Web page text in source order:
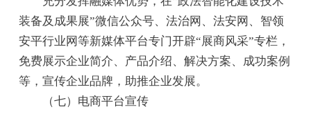
装备及成果展”微信公众号、法治网、法安网、智领
安平行业网等新媒体平台专门开辟“展商风采”专栏，
免费展示企业简介、产品介绍、解决方案、成功案例
等，宣传企业品牌，助推企业发展。
（七）电商平台宣传